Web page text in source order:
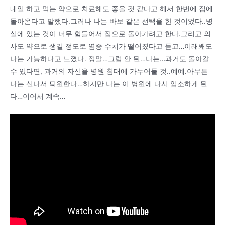
내일 하고 먹는 약으로 치료해도 좋을 것 같다고 해서 한번에 집에
돌아온다고 말했다.그러나 나는 바보 같은 선택을 한 것이었다..병
실에 있는 것이 너무 힘들어서 집으로 돌아가려고 한다.그리고 의
사도 약으로 생길 정도로 염증 수치가 떨어졌다고 듣고…이래봬도
나는 가능하다고 느꼈다. 정말…그럼 안 된…나는…과거도 돌아갈
수 있다면, 과거의 자신을 병원 침대에 가두어둘 것..예예.아무튼
나는 신나서 퇴원한다…하지만 나는 이 병원에 다시 입소하게 된
다…이어서 계속…